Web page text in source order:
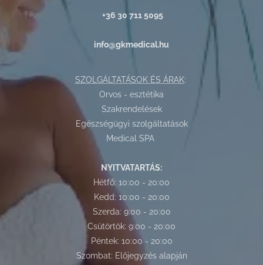
+36 30 711 5095
info@gkmedical.hu
SZOLGÁLTATÁSOK ÉS ÁRAK:
Orvos - esztétika
Szakrendelések
Egészségügyi szolgáltatások
Medical SPA
NYITVATARTÁS:
Hétfő: 10:00 - 20:00
Kedd: 10:00 - 20:00
Szerda: 9:00 - 20:00
Csütörtök: 9:00 - 20:00
Péntek: 10:00 - 20:00
Szombat: Előjegyzés alapján